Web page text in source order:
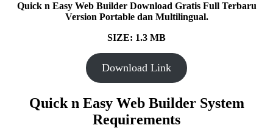
Quick n Easy Web Builder Download Gratis Full Terbaru
Version Portable dan Multilingual.
SIZE: 1.3 MB
Download Link
Quick n Easy Web Builder System
Requirements